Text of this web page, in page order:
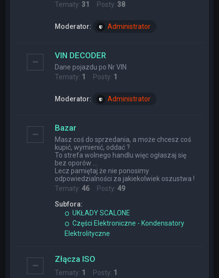
Tematy:31 Posty:38
Moderator: Administrator
VIN DECODER
Dane pojazdu po Nr VIN
Tematy: 1 Posty: 1
Moderator: Administrator
Bazar
Masz coś do sprzedania, a może chcesz coś
kupić, wymienić, oddać ?
To strefa wolnego handlu więc ogłaszaj się
bez oporów ...
Lecz pamiętaj że nie ponosimy
odpowiedzialności za jakiekolwiek oszustwa !
Tematy:46 Posty:49
Subfora:
UKŁADY SCALONE
Części Elektroniczne - Kondensatory
Elektrolityczne
Złącza ISO
Tematy: 1 Posty: 1